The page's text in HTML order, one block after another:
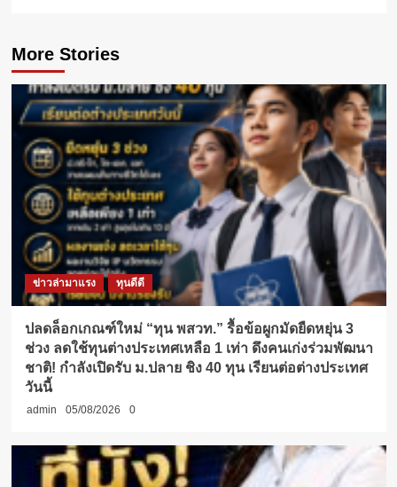
More Stories
ข่าวล่ามาแรง ทุนดีดี
ปลดล็อกเกณฑ์ใหม่ “ทุน พสวท.” รื้อข้อผูกมัดยืดหยุ่น 3
ช่วง ลดใช้ทุนต่างประเทศเหลือ 1 เท่า ดึงคนเก่งร่วมพัฒนา
ชาติ! กำลังเปิดรับ ม.ปลาย ชิง 40 ทุน เรียนต่อต่างประเทศ
วันนี้
admin 05/08/2026 0